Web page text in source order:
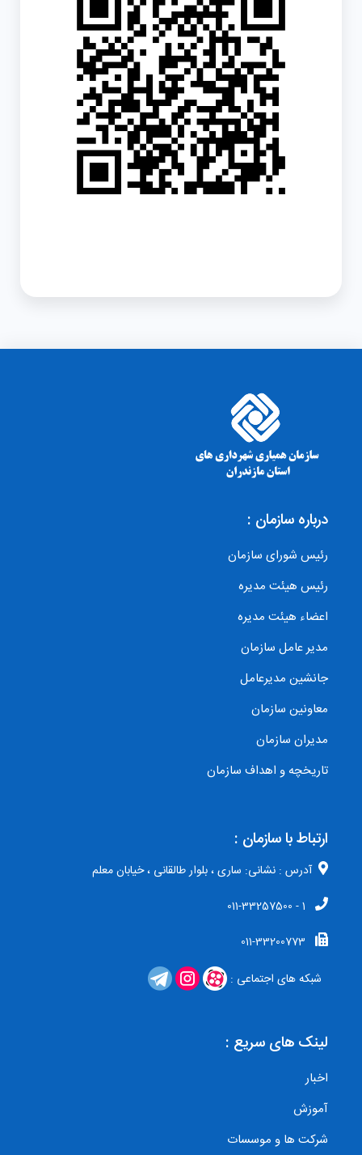
درباره سازمان :
رئیس شورای سازمان
رئیس هیئت مدیره
اعضاء هیئت مدیره
مدیر عامل سازمان
جانشین مدیرعامل
معاونین سازمان
مدیران سازمان
تاریخچه و اهداف سازمان
لینک های سریع :
اخبار
آموزش
شرکت ها و موسسات
ارتباط با سازمان :
آدرس : نشانی: ساری ، بلوار طالقانی ، خیابان معلم
1 - 011-33257500
011-33200773
شبکه های اجتماعی :